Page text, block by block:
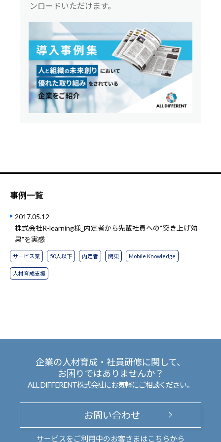
ンロードいただけます。
事例一覧
2017.05.12
株式会社R-learning様_内定者から先輩社員への“突き上げ効
果”を実感
サービス業 50人以下 内定者 関東 Mobile Knowledge
人材育成支援
企業の人材育成・社員研修に関して、
お困りではありませんか？
ALL DIFFERENT株式会社にお気軽にご相談ください。
お問い合わせ
サービスをご利用中のお客さまは こちらから